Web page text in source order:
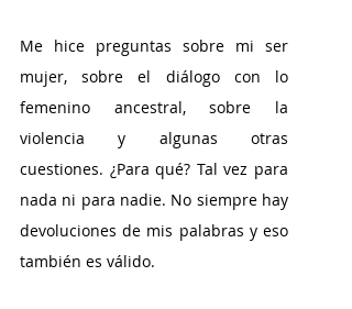
Me hice preguntas sobre mi ser
mujer, sobre el diálogo con lo
femenino ancestral, sobre la
violencia y algunas otras
cuestiones. ¿Para qué? Tal vez para
nada ni para nadie. No siempre hay
devoluciones de mis palabras y eso
también es válido.